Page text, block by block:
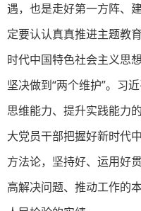
遇，也是走好第一方阵、
定要认认真真推进主题教
时代中国特色社会主义思
坚决做到“两个维护”。习
思维能力、提升实践能力
大党员干部把握好新时代
方法论，坚持好、运用好
高解决问题、推动工作的